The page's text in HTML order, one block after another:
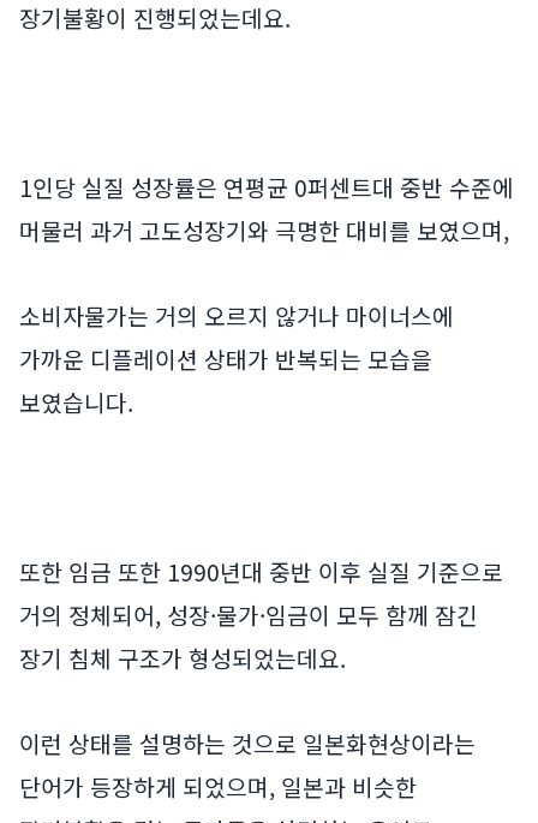
장기불황이 진행되었는데요.
1인당 실질 성장률은 연평균 0퍼센트대 중반 수준에
머물러 과거 고도성장기와 극명한 대비를 보였으며,
소비자물가는 거의 오르지 않거나 마이너스에
가까운 디플레이션 상태가 반복되는 모습을
보였습니다.
또한 임금 또한 1990년대 중반 이후 실질 기준으로
거의 정체되어, 성장·물가·임금이 모두 함께 잠긴
장기 침체 구조가 형성되었는데요.
이런 상태를 설명하는 것으로 일본화현상이라는
단어가 등장하게 되었으며, 일본과 비슷한